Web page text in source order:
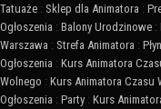
Tatuaże : Sklep dla Animatora :
Ogłoszenia : Balony Urodzinowe :
Warszawa : Strefa Animatora :
Ogłoszenia : Kurs Animatora
Wolnego : Kurs Animatora Czasu
Ogłoszenia : Party : Kurs